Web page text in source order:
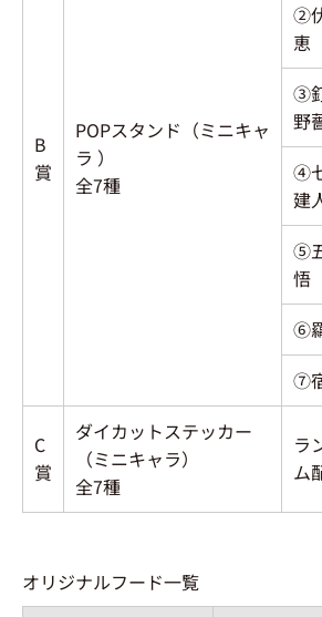
B
賞
POPスタンド（ミニキャ
ラ ）
全7種
②
恵
③
野
④
建
⑤
悟
⑥
⑦
C
賞
ダイカットステッカー
（ミニキャラ）
全7種
ラ
ム
オリジナルフード一覧